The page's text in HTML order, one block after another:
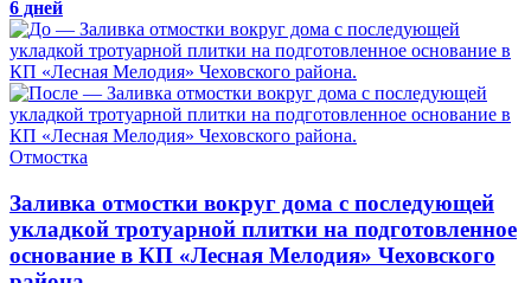
6 дней
Отмостка
Заливка отмостки вокруг дома с последующей
укладкой тротуарной плитки на подготовленное
основание в КП «Лесная Мелодия» Чеховского